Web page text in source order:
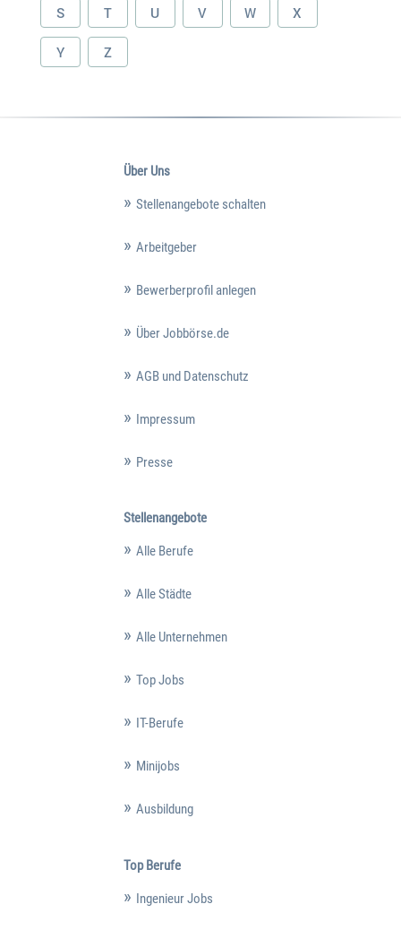
S T U V W X
Y Z
Über Uns
Stellenangebote schalten
Arbeitgeber
Bewerberprofil anlegen
Über Jobbörse.de
AGB und Datenschutz
Impressum
Presse
Stellenangebote
Alle Berufe
Alle Städte
Alle Unternehmen
Top Jobs
IT-Berufe
Minijobs
Ausbildung
Top Berufe
Ingenieur Jobs